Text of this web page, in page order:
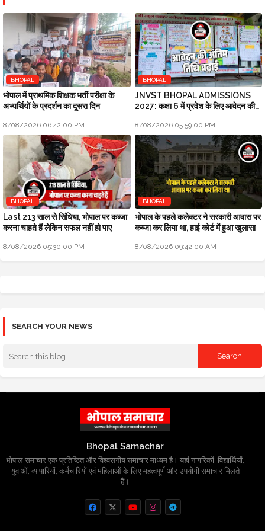
BHOPAL
भोपाल में प्राथमिक शिक्षक भर्ती परीक्षा के
अभ्यर्थियों के प्रदर्शन का दूसरा दिन
8/08/2026 06:42:00 PM
BHOPAL
JNVST BHOPAL ADMISSIONS
2027: कक्षा 6 में प्रवेश के लिए आवेदन की
8/08/2026 05:59:00 PM
BHOPAL
Last 213 साल से सिंधिया, भोपाल पर कब्जा
करना चाहते हैं लेकिन सफल नहीं हो पाए
8/08/2026 05:30:00 PM
BHOPAL
भोपाल के पहले कलेक्टर ने सरकारी आवास पर
कब्जा कर लिया था, हाई कोर्ट में हुआ खुलासा
8/08/2026 09:42:00 AM
SEARCH YOUR NEWS
Bhopal Samachar
भोपाल समाचार एक प्रतिष्ठित और विश्वसनीय समाचार माध्यम है। यहां नागरिकों, विद्यार्थियों,
युवाओं, व्यापारियों, कर्मचारियों एवं महिलाओं के लिए महत्वपूर्ण और उपयोगी समाचार मिलते
हैं।